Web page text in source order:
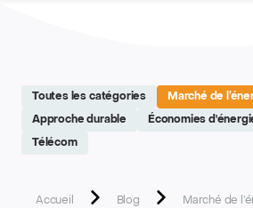
Toutes les catégories Marché de
Approche durable Économies
Télécom
Accueil Blog Marché de